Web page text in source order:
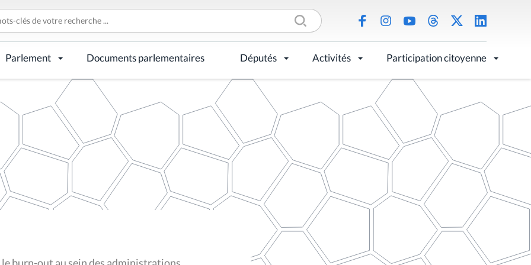
Parlement Documents parlementaires Députés Activités Participation citoyenne
le burn-out au sein des administrations,